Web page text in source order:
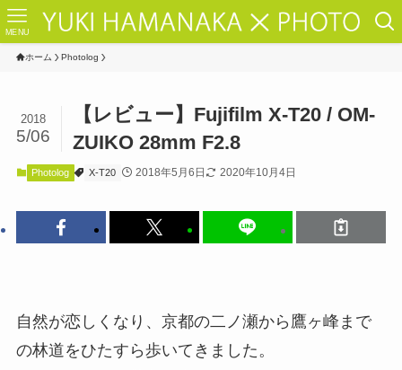
MENU
ホーム Photolog
【レビュー】Fujifilm X-T20 / OM-
ZUIKO 28mm F2.8
2018
5/06
Photolog X-T20 2018年5月6日 2020年10月4日
自然が恋しくなり、京都の二ノ瀬から鷹ヶ峰まで
の林道をひたすら歩いてきました。